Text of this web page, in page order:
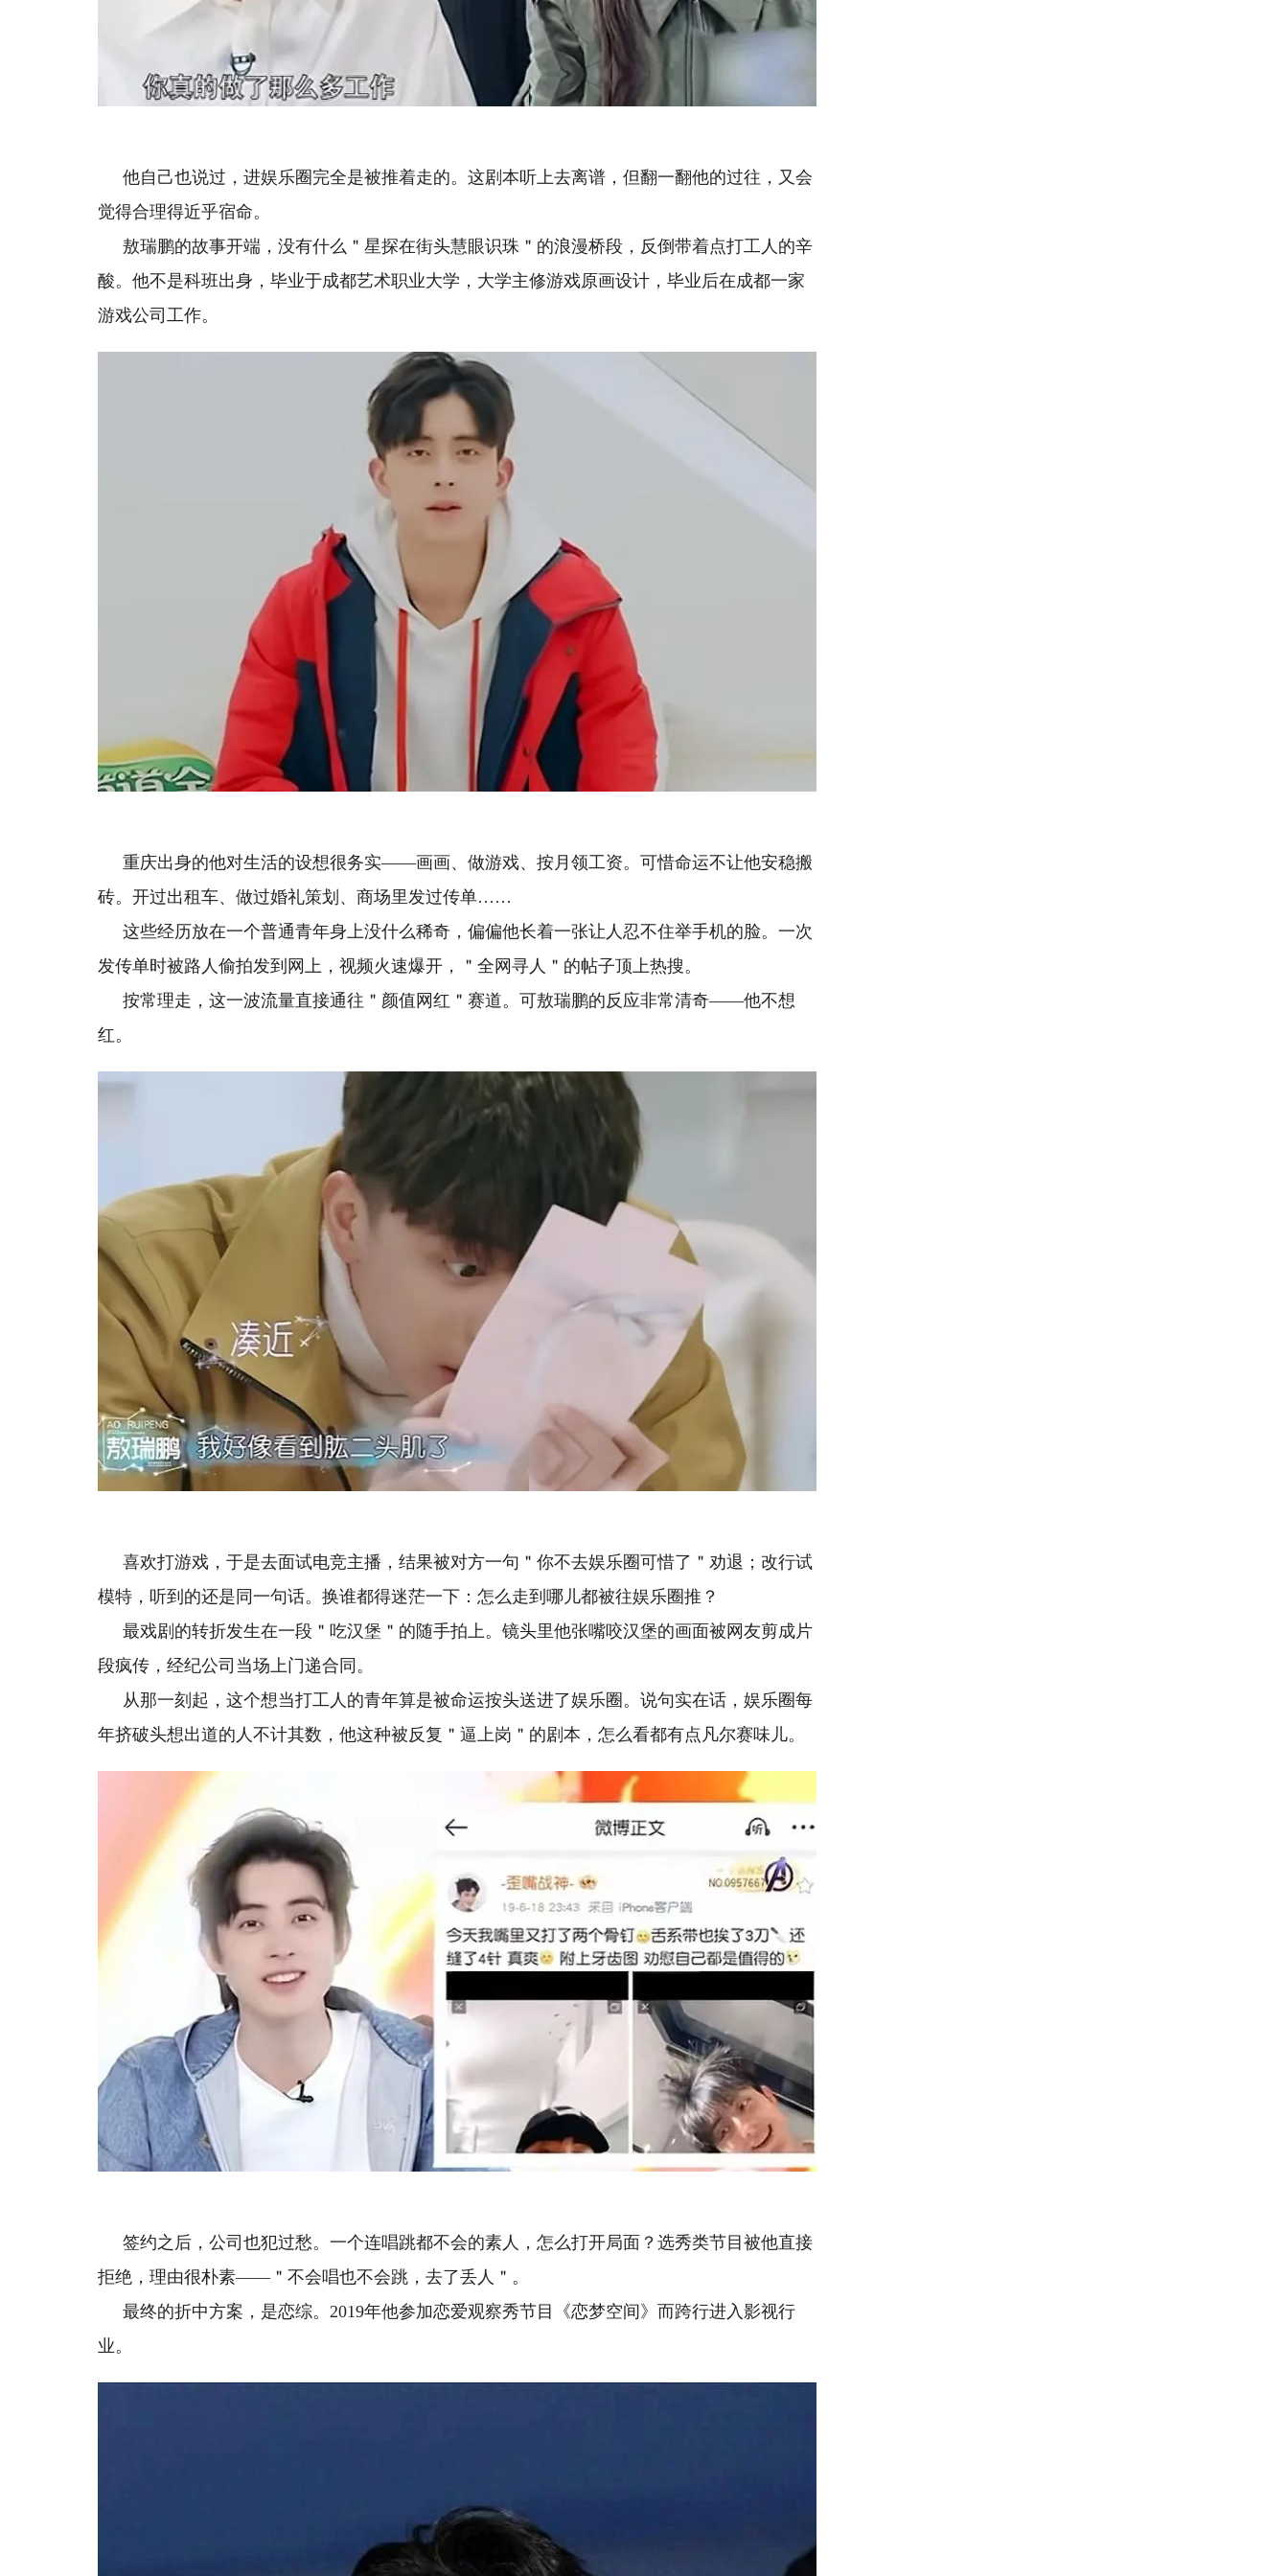
他自己也说过，进娱乐圈完全是被推着走的。这剧本听上去离谱，但翻一翻他的过往，又会
觉得合理得近乎宿命。
敖瑞鹏的故事开端，没有什么＂星探在街头慧眼识珠＂的浪漫桥段，反倒带着点打工人的辛
酸。他不是科班出身，毕业于成都艺术职业大学，大学主修游戏原画设计，毕业后在成都一家
游戏公司工作。
重庆出身的他对生活的设想很务实——画画、做游戏、按月领工资。可惜命运不让他安稳搬
砖。开过出租车、做过婚礼策划、商场里发过传单……
这些经历放在一个普通青年身上没什么稀奇，偏偏他长着一张让人忍不住举手机的脸。一次
发传单时被路人偷拍发到网上，视频火速爆开，＂全网寻人＂的帖子顶上热搜。
按常理走，这一波流量直接通往＂颜值网红＂赛道。可敖瑞鹏的反应非常清奇——他不想
红。
喜欢打游戏，于是去面试电竞主播，结果被对方一句＂你不去娱乐圈可惜了＂劝退；改行试
模特，听到的还是同一句话。换谁都得迷茫一下：怎么走到哪儿都被往娱乐圈推？
最戏剧的转折发生在一段＂吃汉堡＂的随手拍上。镜头里他张嘴咬汉堡的画面被网友剪成片
段疯传，经纪公司当场上门递合同。
从那一刻起，这个想当打工人的青年算是被命运按头送进了娱乐圈。说句实在话，娱乐圈每
年挤破头想出道的人不计其数，他这种被反复＂逼上岗＂的剧本，怎么看都有点凡尔赛味儿。
签约之后，公司也犯过愁。一个连唱跳都不会的素人，怎么打开局面？选秀类节目被他直接
拒绝，理由很朴素——＂不会唱也不会跳，去了丢人＂。
最终的折中方案，是恋综。2019年他参加恋爱观察秀节目《恋梦空间》而跨行进入影视行
业。